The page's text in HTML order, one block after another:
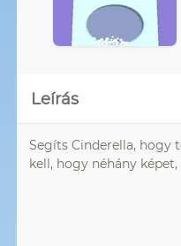
Leírás
Segíts Cinderella, hogy
kell, hogy néhány